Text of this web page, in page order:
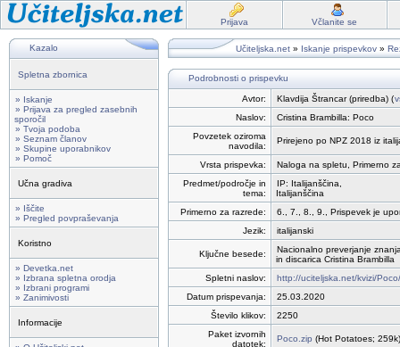
Prijava Včlanite se
Kazalo
Spletna zbornica
» Iskanje
» Prijava za pregled zasebnih
sporočil
» Tvoja podoba
» Seznam članov
» Skupine uporabnikov
» Pomoč
Učna gradiva
» Iščite
» Pregled povpraševanja
Koristno
» Devetka.net
» Izbrana spletna orodja
» Izbrani programi
» Zanimivosti
Informacije
Učiteljska.net » Iskanje prispevkov »
Podrobnosti o prispevku
Avtor: Klavdija Štrancar (priredba) (
Naslov:
Cristina Brambilla: Poco
Povzetek oziroma
navodila:
Prirejeno po NPZ 2018 iz
Vrsta prispevka:
Naloga na spletu, Primerno
Predmet/področje in
tema:
IP: Italijanščina,
Italijanščina
Primerno za razrede:
6., 7., 8., 9., Prispevek je
Jezik:
italijanski
Ključne besede:
Nacionalno preverjanje
in discarica Cristina Brambilla
Spletni naslov:
http://uciteljska.net/kvizi/
Datum prispevanja:
25.03.2020
Število klikov:
2250
Paket izvornih
datotek:
Poco.zip (Hot Potatoes; 259k)